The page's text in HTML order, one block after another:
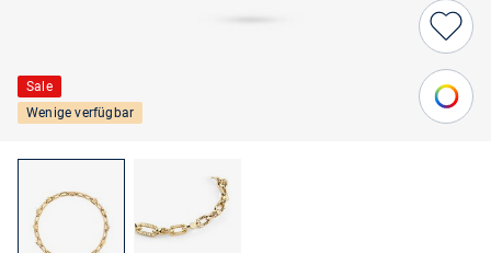
Sale
Wenige verfügbar